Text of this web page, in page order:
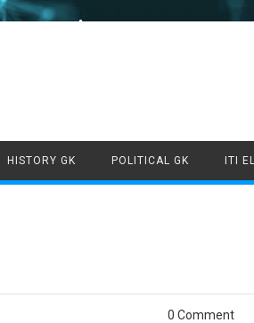
Skip to content
HISTORY GK POLITICAL GK ITI
0 Comment